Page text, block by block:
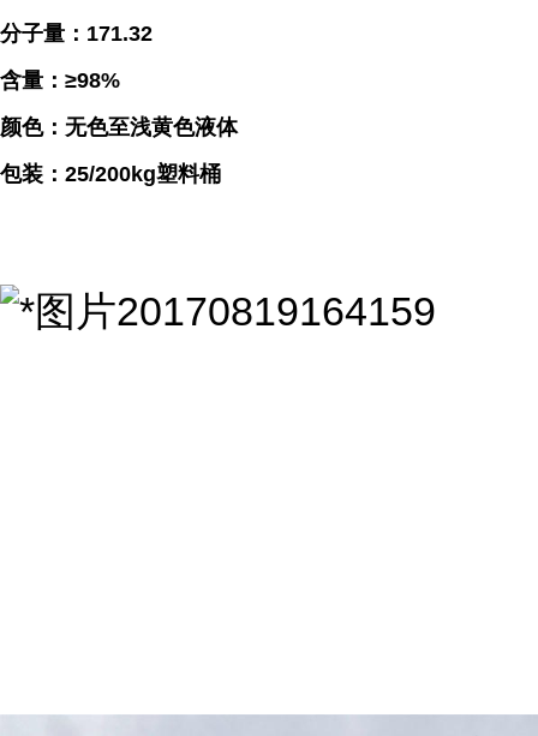
分子量：171.32
含量：≥98%
颜色：无色至浅黄色液体
包装：25/200kg塑料桶